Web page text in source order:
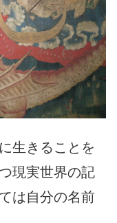
生きることを
現実世界の記
は自分の名前